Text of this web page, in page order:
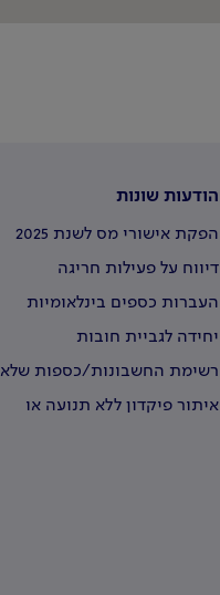
הודעות שונות
הפקת אישורי מס לשנת 2025
דיווח על פעילות חריגה
העברות כספים בינלאומיות
יחידה לגביית חובות
רשימת החשבונות/כספות שלא
איתור פיקדון ללא תנועה או